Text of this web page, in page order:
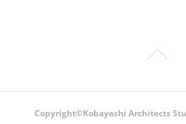
Copyright©Kobayashi Architects